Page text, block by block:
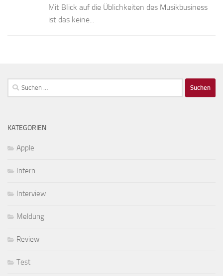
Mit Blick auf die Üblichkeiten des Musikbusiness
ist das keine...
Suchen
nach:
KATEGORIEN
Apple
Intern
Interview
Meldung
Review
Test